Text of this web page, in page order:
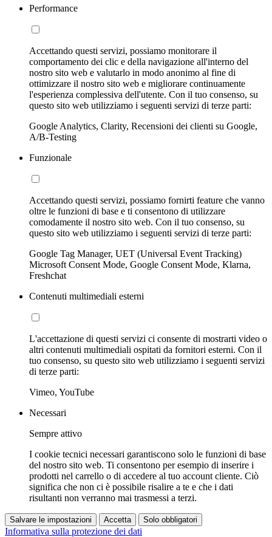
Performance
Accettando questi servizi, possiamo monitorare il
comportamento dei clic e della navigazione all'interno del
nostro sito web e valutarlo in modo anonimo al fine di
ottimizzare il nostro sito web e migliorare continuamente
l'esperienza complessiva dell'utente. Con il tuo consenso, su
questo sito web utilizziamo i seguenti servizi di terze parti:
Google Analytics, Clarity, Recensioni dei clienti su Google,
A/B-Testing
Funzionale
Accettando questi servizi, possiamo fornirti feature che vanno
oltre le funzioni di base e ti consentono di utilizzare
comodamente il nostro sito web. Con il tuo consenso, su
questo sito web utilizziamo i seguenti servizi di terze parti:
Google Tag Manager, UET (Universal Event Tracking)
Microsoft Consent Mode, Google Consent Mode, Klarna,
Freshchat
Contenuti multimediali esterni
L'accettazione di questi servizi ci consente di mostrarti video o
altri contenuti multimediali ospitati da fornitori esterni. Con il
tuo consenso, su questo sito web utilizziamo i seguenti servizi
di terze parti:
Vimeo, YouTube
Necessari
Sempre attivo
I cookie tecnici necessari garantiscono solo le funzioni di base
del nostro sito web. Ti consentono per esempio di inserire i
prodotti nel carrello o di accedere al tuo account cliente. Ciò
significa che non ci è possibile risalire a te e che i dati
risultanti non verranno mai trasmessi a terzi.
Salvare le impostazioni Accetta Solo obbligatori
Informativa sulla protezione dei dati